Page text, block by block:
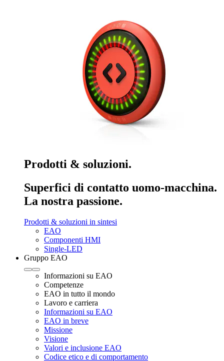
Prodotti & soluzioni.
Superfici di contatto uomo-macchina.
La nostra passione.
Prodotti & soluzioni in sintesi
EAO
Componenti HMI
Single-LED
Gruppo EAO
Informazioni su EAO
Competenze
EAO in tutto il mondo
Lavoro e carriera
Informazioni su EAO
EAO in breve
Missione
Visione
Valori e inclusione EAO
Codice etico e di comportamento